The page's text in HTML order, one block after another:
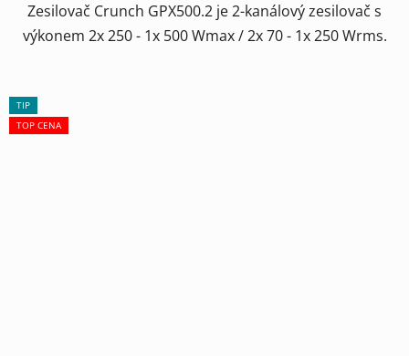
Zesilovač Crunch GPX500.2 je 2-kanálový zesilovač s
výkonem 2x 250 - 1x 500 Wmax / 2x 70 - 1x 250 Wrms.
TIP
TOP CENA